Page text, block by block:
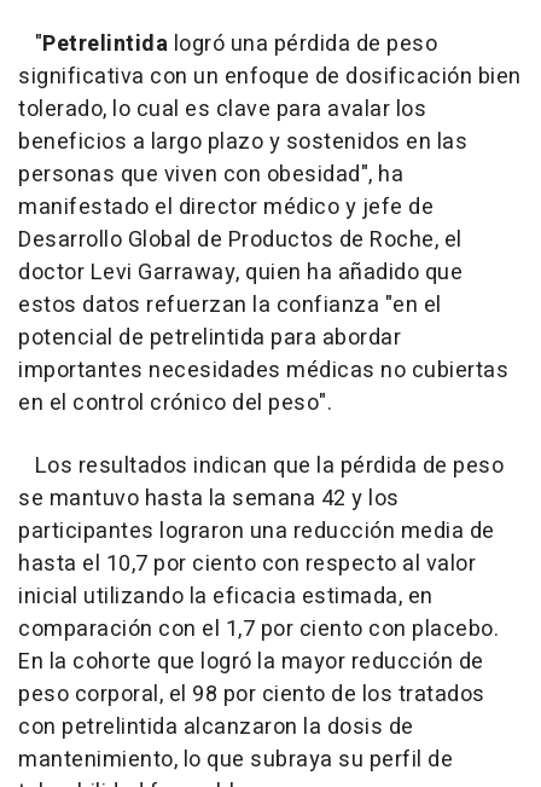
"Petrelintida logró una pérdida de peso
significativa con un enfoque de dosificación bien
tolerado, lo cual es clave para avalar los
beneficios a largo plazo y sostenidos en las
personas que viven con obesidad", ha
manifestado el director médico y jefe de
Desarrollo Global de Productos de Roche, el
doctor Levi Garraway, quien ha añadido que
estos datos refuerzan la confianza "en el
potencial de petrelintida para abordar
importantes necesidades médicas no cubiertas
en el control crónico del peso".
Los resultados indican que la pérdida de peso
se mantuvo hasta la semana 42 y los
participantes lograron una reducción media de
hasta el 10,7 por ciento con respecto al valor
inicial utilizando la eficacia estimada, en
comparación con el 1,7 por ciento con placebo.
En la cohorte que logró la mayor reducción de
peso corporal, el 98 por ciento de los tratados
con petrelintida alcanzaron la dosis de
mantenimiento, lo que subraya su perfil de